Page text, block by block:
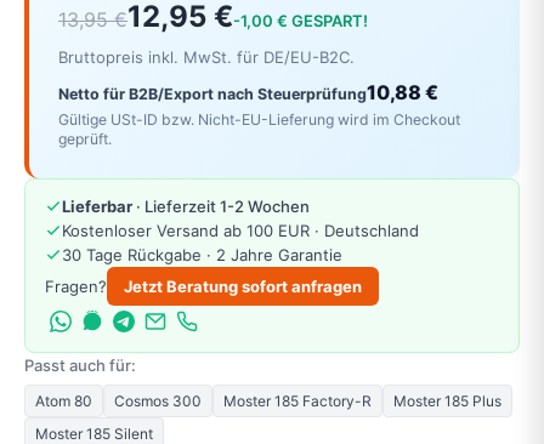
13,95 €12,95 €-1,00 € GESPART!
Bruttopreis inkl. MwSt. für DE/EU-B2C.
Netto für B2B/Export nach Steuerprüfung10,88 €
Gültige USt-ID bzw. Nicht-EU-Lieferung wird im Checkout
geprüft.
Lieferbar · Lieferzeit 1-2 Wochen
Kostenloser Versand ab 100 EUR · Deutschland
30 Tage Rückgabe · 2 Jahre Garantie
Fragen?
Jetzt Beratung sofort anfragen
Passt auch für:
Atom 80 Cosmos 300 Moster 185 Factory-R
Moster 185 Plus
Moster 185 Silent